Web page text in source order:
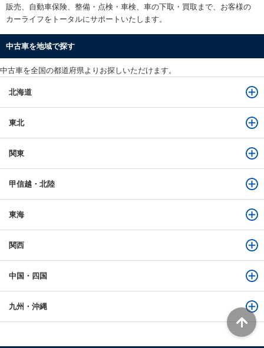
販売、自動車保険、整備・点検・車検、車の下取・買取まで、お客様の
カーライフをトータルにサポートいたします。
中古車を地域で探す
中古車を全国の都道府県よりお探しいただけます。
北海道
東北
関東
甲信越・北陸
東海
関西
中国・四国
九州・沖縄